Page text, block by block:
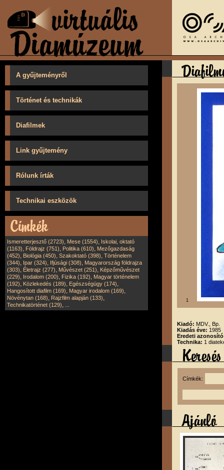
A gyűjteményről
Történet és technikák
Diafilmek
Link gyűjtemény
Rólunk írták
Technikai eszközök
Ismeretterjesztő (2723), Mese (1554), Iskolai, oktató
(1163), Földrajz (751), Politika (610), Mezőgazdaság
(452), Biológia (450), Szakoktató (398), Történelem
(344), Ipar (324), Ifjúsági (308), Magyarország földrajza
(303), Életrajz (277), Művészet (251), Képzőművészet
(229), Irodalom (200), Fizika (192), Magyar történelem
(192), Közlekedés (189), Egészségügy (174),
Hangosított diafilm (169), Magyar irodalom (169),
Növénytan (168), Rajzfilm alapján (133),
Technikatörténet (129),
1
Kiadó: MDV., Bp.
Kiadás éve: 1985
Eredeti
Technika: 1
Címkék: